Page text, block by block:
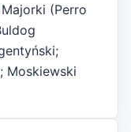
(Perro
Moskiewski